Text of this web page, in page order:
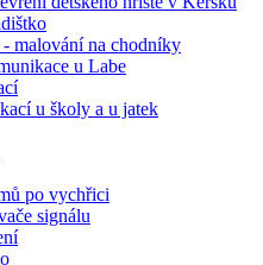
malování na chodníky
u Labe
u školy a u jatek
po vychřici
signálu